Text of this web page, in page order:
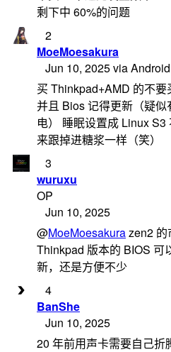
剩下中 60%的问题
2
MoeMoesakura
Jun 10, 2025 via Android
买 Thinkpad+AMD 的不
并且 Bios 记得更新（疑
电） 睡眠设置成 Linux
来跟掉进糖浆一样（笑）
3
wuruxu
OP
Jun 10, 2025
@MoeMoesakurazen2 的
Thinkpad 版本的 BIOS 可
新，还是方便不少
4
BanShe
Jun 10, 2025
20 年前用声卡需要自己折